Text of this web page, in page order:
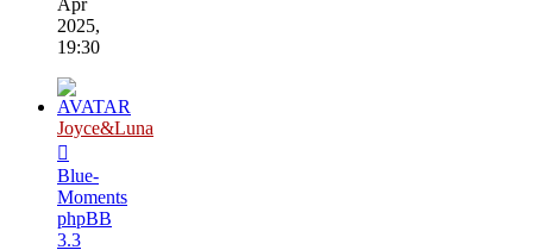
Apr
2025,
19:30
Joyce&Luna
Blue-
Moments
phpBB
3.3